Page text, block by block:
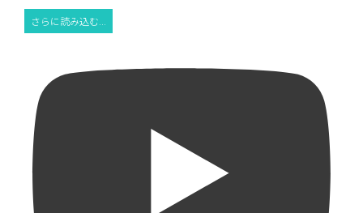
さらに読み込む...